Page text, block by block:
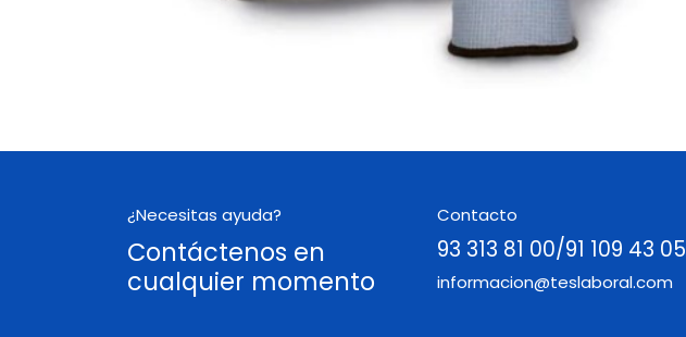
¿Necesitas ayuda?
Contáctenos en
cualquier momento
Contacto
93 313 81 00/91 109 43 05
informacion@teslaboral.com